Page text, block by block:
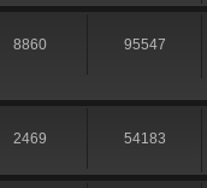
8860 95547
2469 54183